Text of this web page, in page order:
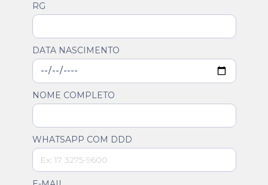
RG
DATA NASCIMENTO
NOME COMPLETO
WHATSAPP COM DDD